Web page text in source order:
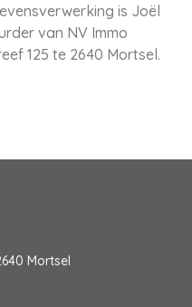
is Joël
van NV Immo
125 te 2640 Mortsel.
Mortsel